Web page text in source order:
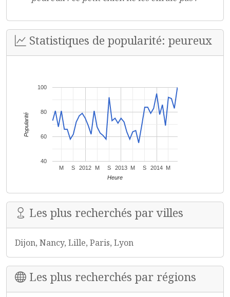
Statistiques de popularité: peureux
2012 2013 2014
M S M S M S M
40
60
80
100
Heure
Popularité
Les plus recherchés par villes
Dijon, Nancy, Lille, Paris, Lyon
Les plus recherchés par régions